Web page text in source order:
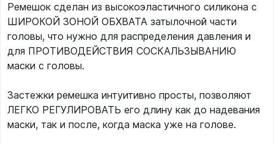
Ремешок сделан из высокоэластичного силикона с
ШИРОКОЙ ЗОНОЙ ОБХВАТА затылочной части
головы, что нужно для распределения давления и
для ПРОТИВОДЕЙСТВИЯ СОСКАЛЬЗЫВАНИЮ
маски с головы.
Застежки ремешка интуитивно просты, позволяют
ЛЕГКО РЕГУЛИРОВАТЬ его длину как до надевания
маски, так и после, когда маска уже на голове.